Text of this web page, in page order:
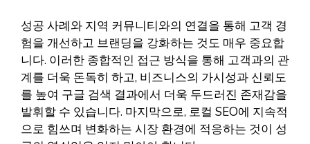
성공 사례와 지역 커뮤니티와의 연결을 통해 고객 경
험을 개선하고 브랜딩을 강화하는 것도 매우 중요합
니다. 이러한 종합적인 접근 방식을 통해 고객과의 관
계를 더욱 돈독히 하고, 비즈니스의 가시성과 신뢰도
를 높여 구글 검색 결과에서 더욱 두드러진 존재감을
발휘할 수 있습니다. 마지막으로, 로컬 SEO에 지속적
으로 힘쓰며 변화하는 시장 환경에 적응하는 것이 성